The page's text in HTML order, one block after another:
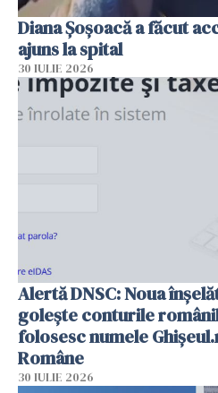
Diana Șoșoacă a făcut
ajuns la spital
30 IULIE 2026
Alertă DNSC: Noua
golește conturile
folosesc numele
Române
30 IULIE 2026